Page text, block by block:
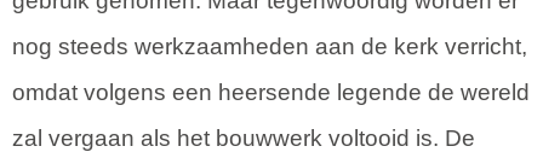
nog steeds werkzaamheden aan de kerk verricht,
omdat volgens een heersende legende de wereld
zal vergaan als het bouwwerk voltooid is. De